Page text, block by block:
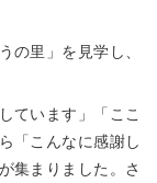
里」を見学し、
ています」「ここ
「こんなに感謝し
集まりました。さ